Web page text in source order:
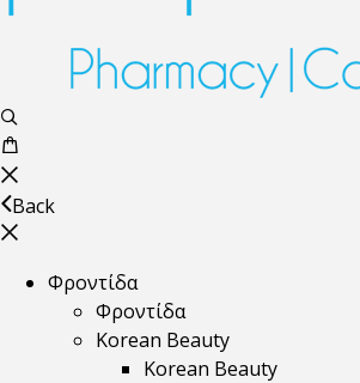
Back
Φροντίδα
Φροντίδα
Korean Beauty
Korean Beauty